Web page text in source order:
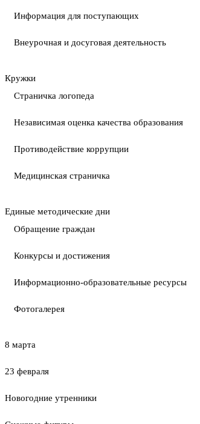
Информация для поступающих
Внеурочная и досуговая деятельность
Кружки
Страничка логопеда
Независимая оценка качества образования
Противодействие коррупции
Медицинская страничка
Единые методические дни
Обращение граждан
Конкурсы и достижения
Информационно-образовательные ресурсы
Фотогалерея
8 марта
23 февраля
Новогодние утренники